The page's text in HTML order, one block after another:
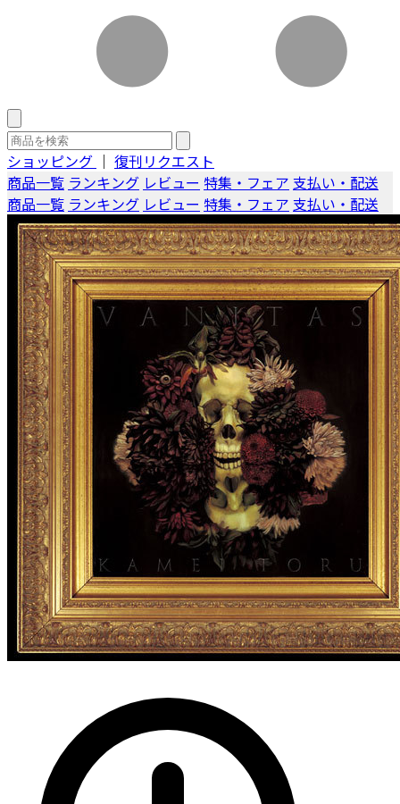
ショッピング ｜ 復刊リクエスト
商品一覧 ランキング レビュー 特集・フェア 支払い・配送
商品一覧 ランキング レビュー 特集・フェア 支払い・配送